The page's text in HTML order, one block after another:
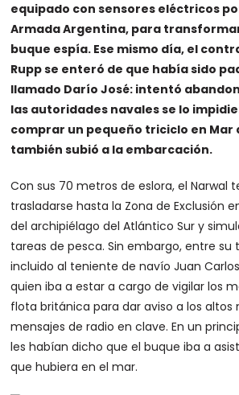
equipado con sensores eléctricos
Armada Argentina, para
buque espía. Ese mismo día, el
Rupp se enteró de que había sido
llamado Darío José: intentó
las autoridades navales se lo
comprar un pequeño triciclo en Mar
también subió a la embarcación.
Con sus 70 metros de eslora, el Narwal
trasladarse hasta la Zona de Exclusión
del archipiélago del Atlántico Sur y
tareas de pesca. Sin embargo, entre su
incluido al teniente de navío Juan
quien iba a estar a cargo de vigilar los
flota británica para dar aviso a los
mensajes de radio en clave. En un
les habían dicho que el buque iba a
que hubiera en el mar.